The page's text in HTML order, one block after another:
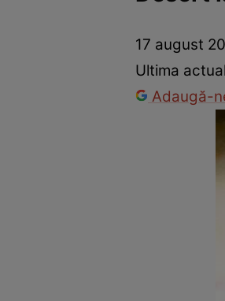
Mâncăruri
17 august
Ultima
Adaugă-